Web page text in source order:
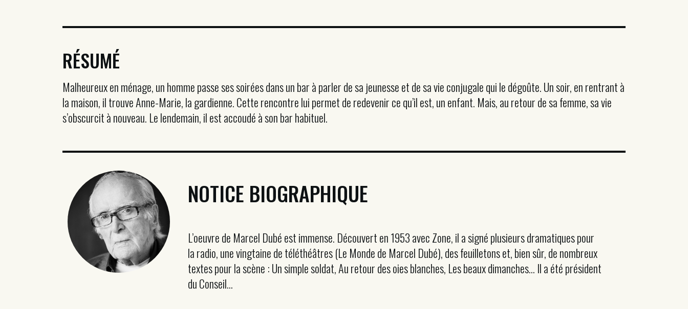
RÉSUMÉ
Malheureux en ménage, un homme passe ses soirées dans un bar à parler de sa jeunesse et de sa vie conjugale qui le dégoûte. Un soir, en rentrant à
la maison, il trouve Anne-Marie, la gardienne. Cette rencontre lui permet de redevenir ce qu’il est, un enfant. Mais, au retour de sa femme, sa vie
s’obscurcit à nouveau. Le lendemain, il est accoudé à son bar habituel.
NOTICE BIOGRAPHIQUE
L’oeuvre de Marcel Dubé est immense. Découvert en 1953 avec Zone, il a signé plusieurs dramatiques pour
la radio, une vingtaine de téléthéâtres (Le Monde de Marcel Dubé), des feuilletons et, bien sûr, de nombreux
textes pour la scène : Un simple soldat, Au retour des oies blanches, Les beaux dimanches… Il a été président
du Conseil...